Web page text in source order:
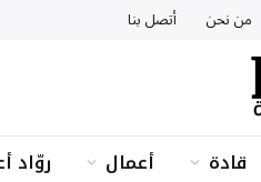
من نحن أتصل بنا
قادة أعمال روّاد